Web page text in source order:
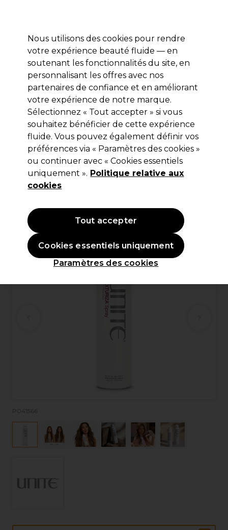
Se connecter
Marques Bons plans Coiffure Electro et Matériel
Livraison et délais
lire la suite
UNITE Hair
Unite Hair TEXTURIZA Spray de
Finition 179g
(0)
22,35 €Hors TVA
P041566
Nous utilisons des cookies pour rendre
votre expérience beauté fluide — en
soutenant les fonctionnalités du site, en
personnalisant les offres avec nos
partenaires de confiance et en améliorant
votre expérience de notre marque.
Sélectionnez « Tout accepter » si vous
souhaitez bénéficier de cette expérience
fluide. Vous pouvez également définir vos
préférences via « Paramètres des cookies »
ou continuer avec « Cookies essentiels
uniquement ». Politique relative aux
cookies
Paramètres des cookies
Cookies essentiels uniquement
Tout accepter